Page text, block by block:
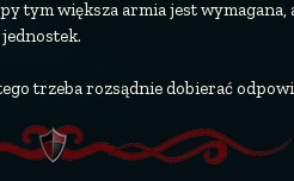
większa armia jest wymagana,
trzeba rozsądnie dobierać